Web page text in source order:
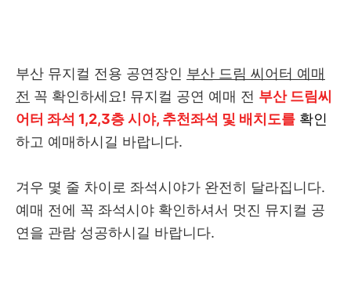
부산 뮤지컬 전용 공연장인 부산 드림 씨어터 예매
전 꼭 확인하세요! 뮤지컬 공연 예매 전 부산 드림씨
어터 좌석 1,2,3층 시야, 추천좌석 및 배치도를 확인
하고 예매하시길 바랍니다.
겨우 몇 줄 차이로 좌석시야가 완전히 달라집니다.
예매 전에 꼭 좌석시야 확인하셔서 멋진 뮤지컬 공
연을 관람 성공하시길 바랍니다.